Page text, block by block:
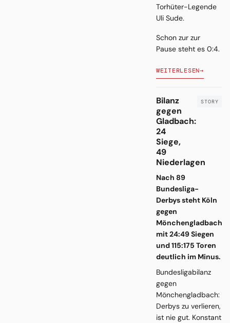
Torhüter-Legende
Uli Sude.
Schon zur zur
Pause steht es 0:4.
WEITERLESEN→
Bilanz
gegen
Gladbach:
24
Siege,
49
Niederlagen
Nach 89
Bundesliga-
Derbys steht Köln
gegen
Mönchengladbach
mit 24:49 Siegen
und 115:175 Toren
deutlich im Minus.
Bundesligabilanz
gegen
Mönchengladbach:
Derbys zu verlieren,
ist nie gut. Konstant